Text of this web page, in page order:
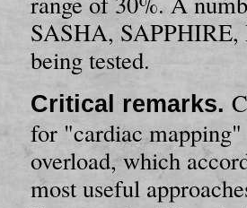
SASHA, SAPPHIRE,
being tested.
Critical remarks.
for "cardiac
overload, which
most useful